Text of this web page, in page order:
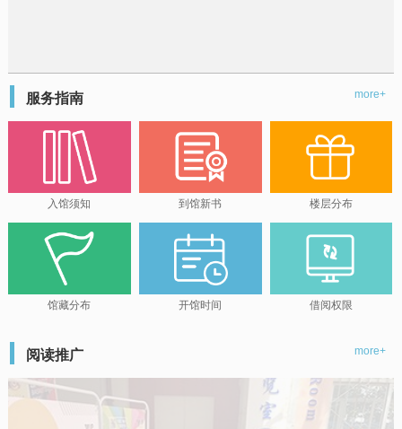
服务指南 more+
入馆须知 到馆新书 楼层分布
馆藏分布 开馆时间 借阅权限
阅读推广 more+